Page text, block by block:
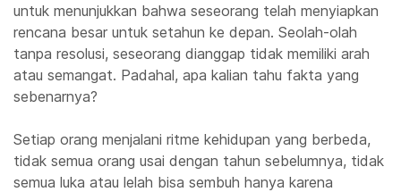
untuk menunjukkan bahwa seseorang telah menyiapkan
rencana besar untuk setahun ke depan. Seolah-olah
tanpa resolusi, seseorang dianggap tidak memiliki arah
atau semangat. Padahal, apa kalian tahu fakta yang
sebenarnya?
Setiap orang menjalani ritme kehidupan yang berbeda,
tidak semua orang usai dengan tahun sebelumnya, tidak
semua luka atau lelah bisa sembuh hanya karena